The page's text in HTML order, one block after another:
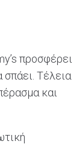
προσφέρει
Τέλεια
και